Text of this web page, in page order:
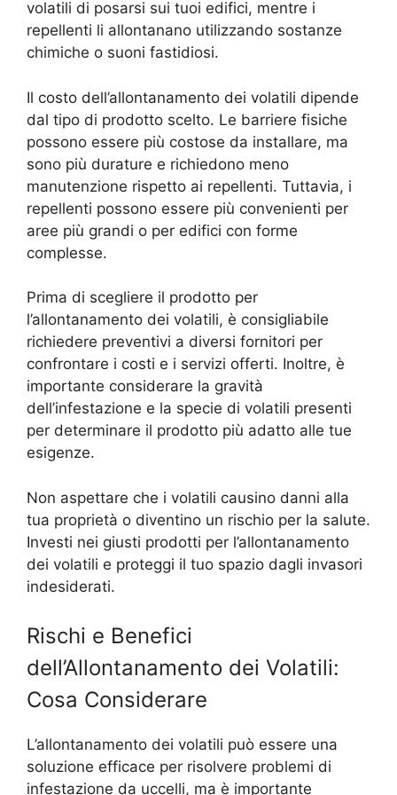
volatili di posarsi sui tuoi edifici, mentre i
repellenti li allontanano utilizzando sostanze
chimiche o suoni fastidiosi.
Il costo dell’allontanamento dei volatili dipende
dal tipo di prodotto scelto. Le barriere fisiche
possono essere più costose da installare, ma
sono più durature e richiedono meno
manutenzione rispetto ai repellenti. Tuttavia, i
repellenti possono essere più convenienti per
aree più grandi o per edifici con forme
complesse.
Prima di scegliere il prodotto per
l’allontanamento dei volatili, è consigliabile
richiedere preventivi a diversi fornitori per
confrontare i costi e i servizi offerti. Inoltre, è
importante considerare la gravità
dell’infestazione e la specie di volatili presenti
per determinare il prodotto più adatto alle tue
esigenze.
Non aspettare che i volatili causino danni alla
tua proprietà o diventino un rischio per la salute.
Investi nei giusti prodotti per l’allontanamento
dei volatili e proteggi il tuo spazio dagli invasori
indesiderati.
Rischi e Benefici
dell’Allontanamento dei Volatili:
Cosa Considerare
L’allontanamento dei volatili può essere una
soluzione efficace per risolvere problemi di
infestazione da uccelli, ma è importante